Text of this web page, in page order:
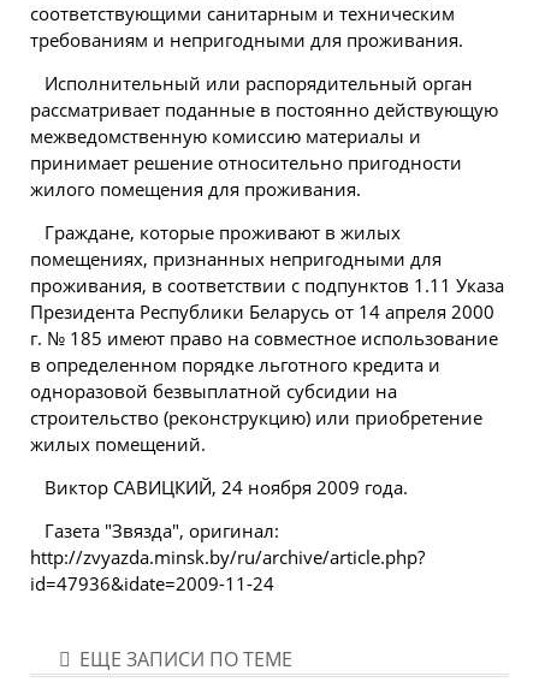
соответствующими санитарным и техническим
требованиям и непригодными для проживания.
Исполнительный или распорядительный орган
рассматривает поданные в постоянно действующую
межведомственную комиссию материалы и
принимает решение относительно пригодности
жилого помещения для проживания.
Граждане, которые проживают в жилых
помещениях, признанных непригодными для
проживания, в соответствии с подпунктов 1.11 Указа
Президента Республики Беларусь от 14 апреля 2000
г. № 185 имеют право на совместное использование
в определенном порядке льготного кредита и
одноразовой безвыплатной субсидии на
строительство (реконструкцию) или приобретение
жилых помещений.
Виктор САВИЦКИЙ, 24 ноября 2009 года.
Газета "Звязда", оригинал:
http://zvyazda.minsk.by/ru/archive/article.php?
id=47936&idate=2009-11-24
ЕЩЕ ЗАПИСИ ПО ТЕМЕ